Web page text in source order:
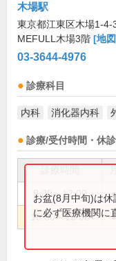
木場駅
東京都江東区木場1-4-
MEFULL木場3階 [地
03-3644-4976
診療科目
内科 消化器内科
診療/受付時間・休診
9:00～12:00 ●
15:30～18:00 ●
お盆(8月中旬)は
に必ず医療機関に